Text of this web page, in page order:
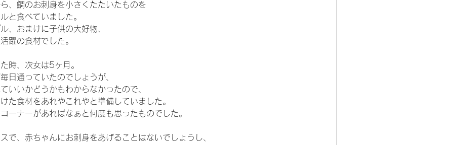
、鯛のお刺身を小さくたたいたものを
と食べていました。
、おまけに子供の大好物、
躍の食材でした。
時、次女は5ヶ月。
日通っていたのでしょうが、
いいかどうかもわからなかったので、
た食材をあれやこれやと準備していました。
ーナーがあればなぁと何度も思ったものでした。
で、赤ちゃんにお刺身をあげることはないでしょうし、